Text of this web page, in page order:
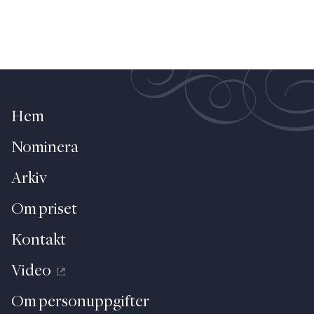
Hem
Nominera
Arkiv
Om priset
Kontakt
Video
Om personuppgifter